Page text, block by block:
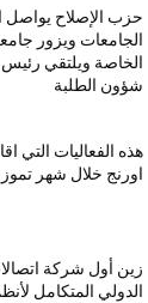
حزب الإصلاح يواصل
الجامعات ويزور
الخاصة ويلتقي رئيس
شؤون الطلبة
هذه الفعاليات التي
اورنج خلال شهر تموز
زين أول شركة
الدولي المتكامل